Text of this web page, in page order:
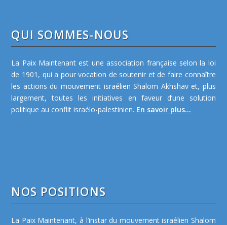
QUI SOMMES-NOUS
La Paix Maintenant est une association française selon la loi
de 1901, qui a pour vocation de soutenir et de faire connaître
les actions du mouvement israélien Shalom Akhshav et, plus
largement, toutes les initiatives en faveur d’une solution
politique au conflit israélo-palestinien. En savoir plus...
NOS POSITIONS
La Paix Maintenant, à l’instar du mouvement israélien Shalom